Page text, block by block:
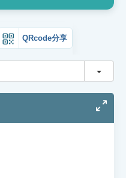
QRcode分享
切換